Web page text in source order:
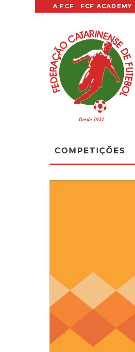
A FCF FCF ACADEMY
COMPETIÇÕES